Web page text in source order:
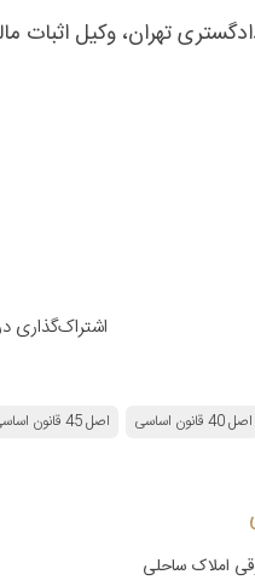
تهران،وکیل اثبات
اشتراک‌گذاری
اصل 40 قانون اساسی اصل 45 قانون اساسی
املاک ساحلی